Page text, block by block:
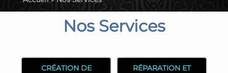
Nos Services
CRÉATION DE
RÉPARATION ET